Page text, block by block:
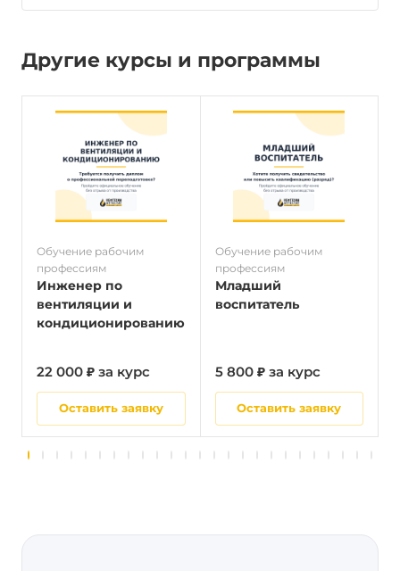
Другие курсы и программы
Обучение рабочим
профессиям
Инженер по
вентиляции и
кондиционированию
22 000 ₽ за курс
Оставить заявку
Обучение рабочим
профессиям
Младший
воспитатель
5 800 ₽ за курс
Оставить заявку